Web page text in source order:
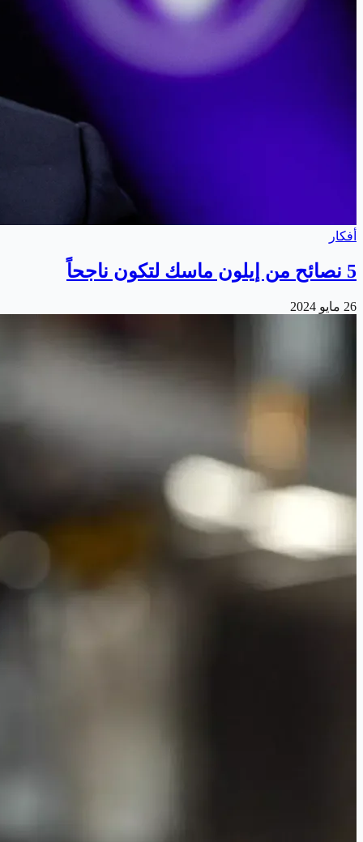
أفكار
5 نصائح من إيلون ماسك لتكون ناجحاً
26 مايو 2024